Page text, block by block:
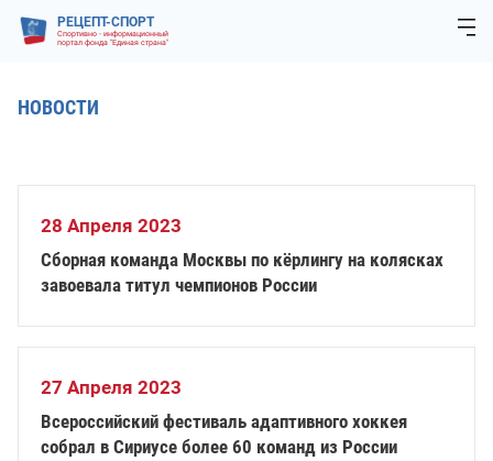
РЕЦЕПТ-СПОРТ
Спортивно - информационный
портал фонда "Единая страна"
НОВОСТИ
28 Апреля 2023
Сборная команда Москвы по кёрлингу на колясках
завоевала титул чемпионов России
27 Апреля 2023
Всероссийский фестиваль адаптивного хоккея
собрал в Сириусе более 60 команд из России